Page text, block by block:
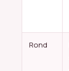
Rond